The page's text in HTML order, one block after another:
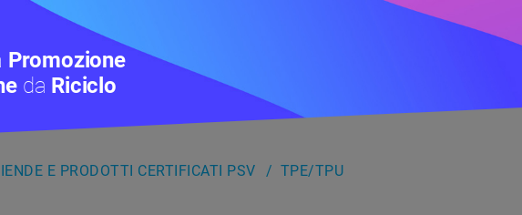
Promozione
da Riciclo
E PRODOTTI CERTIFICATI PSV TPE/TPU